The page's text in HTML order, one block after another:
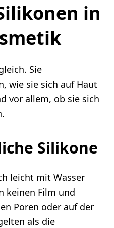
in
Sie
wie sie sich auf Haut
vor allem, ob sie sich
Silikone
leicht mit Wasser
keinen Film und
Poren oder auf der
als die